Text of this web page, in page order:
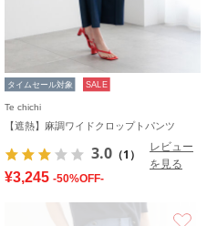
タイムセール対象 SALE
Te chichi
【遮熱】麻調ワイドクロップトパンツ
3.0 （1）
レビュー
を見る
¥3,245 -50%OFF-